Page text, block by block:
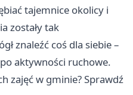
tajemnice okolicy i
zostały tak
znaleźć coś dla siebie –
aktywności ruchowe.
zajęć w gminie? Sprawdź